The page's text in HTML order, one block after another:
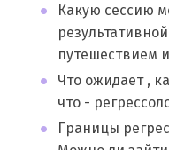
Какую сессию
путешествием
Что ожидает ,
что -
Границы